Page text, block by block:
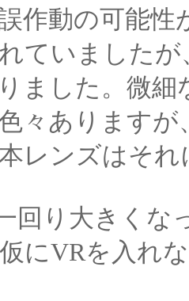
作動の可能
ていました
ました。微
々あります
レンズはそ
回り大きくな
にVRを入れ